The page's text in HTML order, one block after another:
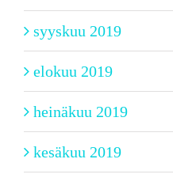
syyskuu 2019
elokuu 2019
heinäkuu 2019
kesäkuu 2019